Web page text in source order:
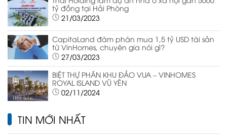
tỷ đồng tại Hải Phòng
21/03/2023
CapitaLand đàm phán mua 1,5 tỷ USD tài sản
từ VinHomes, chuyên gia nói gì?
27/03/2023
BIỆT THỰ PHÂN KHU ĐẢO VUA – VINHOMES
ROYAL ISLAND VŨ YÊN
02/11/2024
TIN MỚI NHẤT